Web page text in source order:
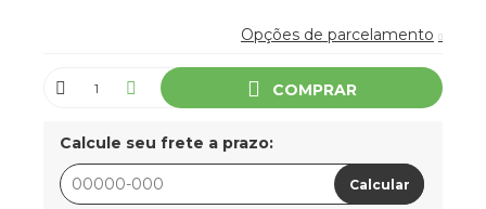
Opções de parcelamento
COMPRAR
Calcule seu frete a prazo:
Calcular